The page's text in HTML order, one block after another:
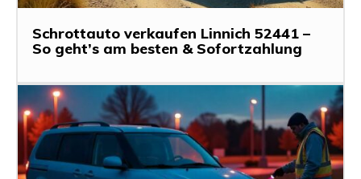
Schrottauto verkaufen Linnich 52441 –
So geht’s am besten & Sofortzahlung